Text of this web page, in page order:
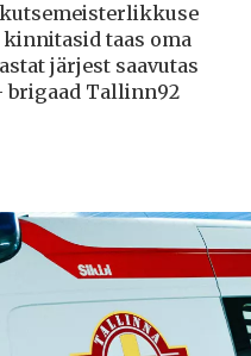
kutsemeisterlikkuse
taas oma
järjest saavutas
Tallinn92